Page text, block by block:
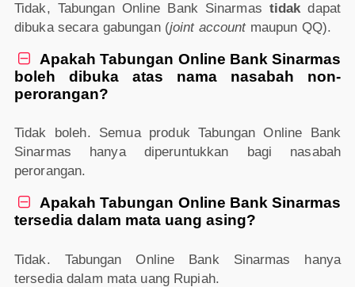
Tidak, Tabungan Online Bank Sinarmas tidakdapat
dibuka secara gabungan (joint accountmaupun QQ).

Apakah Tabungan Online Bank Sinarmas
boleh dibuka atas nama nasabah non-
perorangan?
Tidak boleh. Semua produk Tabungan Online Bank
Sinarmas hanya diperuntukkan bagi nasabah
perorangan.

Apakah Tabungan Online Bank Sinarmas
tersedia dalam mata uang asing?
Tidak. Tabungan Online Bank Sinarmas hanya
tersedia dalam mata uang Rupiah.